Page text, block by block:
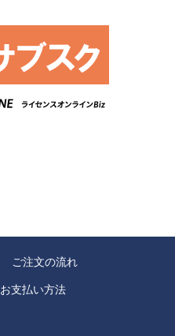
ご注文の流れ
お支払い方法